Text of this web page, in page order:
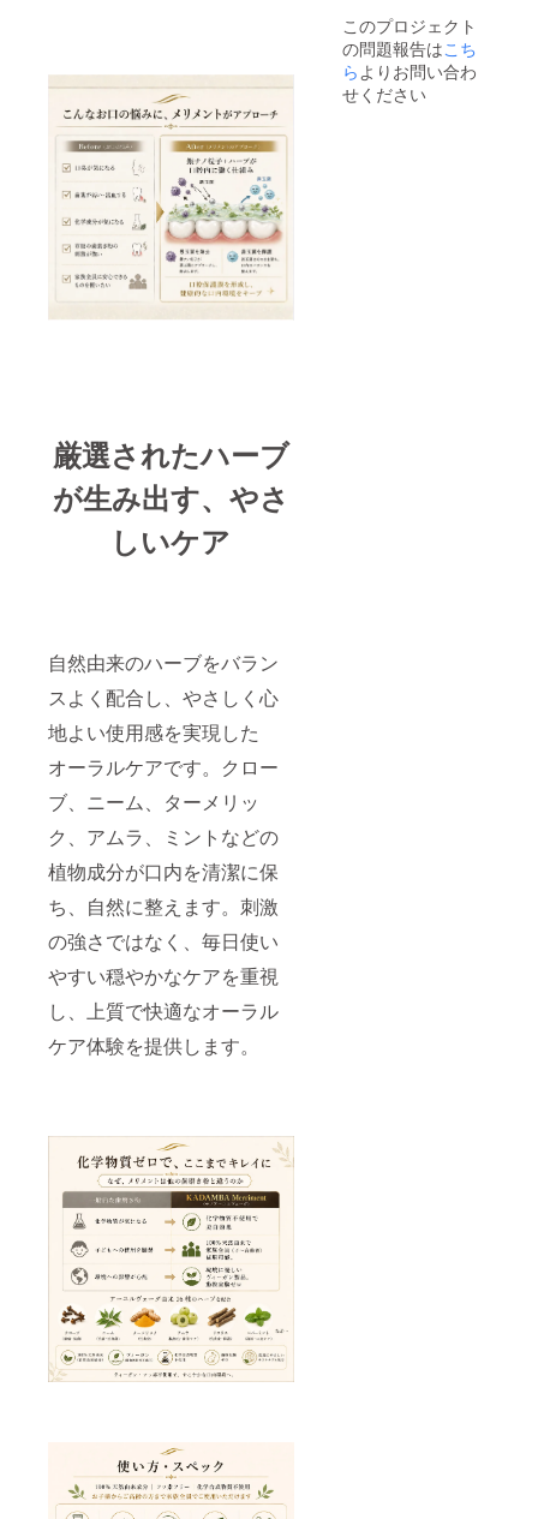
厳選されたハーブ
が生み出す、やさ
しいケア
自然由来のハーブをバラン
スよく配合し、やさしく心
地よい使用感を実現した
オーラルケアです。クロー
ブ、ニーム、ターメリッ
ク、アムラ、ミントなどの
植物成分が口内を清潔に保
ち、自然に整えます。刺激
の強さではなく、毎日使い
やすい穏やかなケアを重視
し、上質で快適なオーラル
ケア体験を提供します。
このプロジェクト
の問題報告はこち
らよりお問い合わ
せください